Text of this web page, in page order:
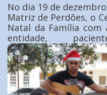
No dia 19 de
Matriz de Perdões, o
Natal da Família com
entidade,